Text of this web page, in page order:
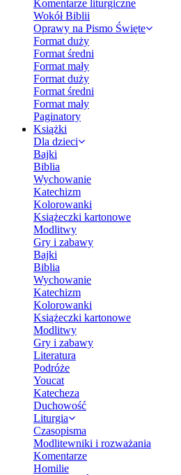
Komentarze liturgiczne
Wokół Biblii
Oprawy na Pismo Święte
Format duży
Format średni
Format mały
Format duży
Format średni
Format mały
Paginatory
Książki
Dla dzieci
Bajki
Biblia
Wychowanie
Katechizm
Kolorowanki
Książeczki kartonowe
Modlitwy
Gry i zabawy
Bajki
Biblia
Wychowanie
Katechizm
Kolorowanki
Książeczki kartonowe
Modlitwy
Gry i zabawy
Literatura
Podróże
Youcat
Katecheza
Duchowość
Liturgia
Czasopisma
Modlitewniki i rozważania
Komentarze
Homilie